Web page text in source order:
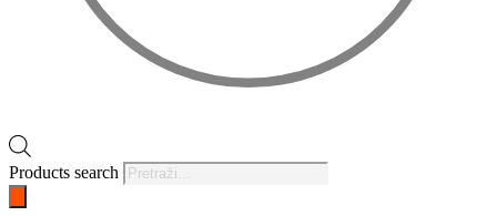
Products search